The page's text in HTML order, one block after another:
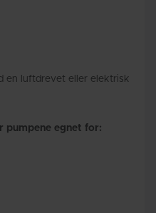
en luftdrevet eller elektrisk
pumpene egnet for: